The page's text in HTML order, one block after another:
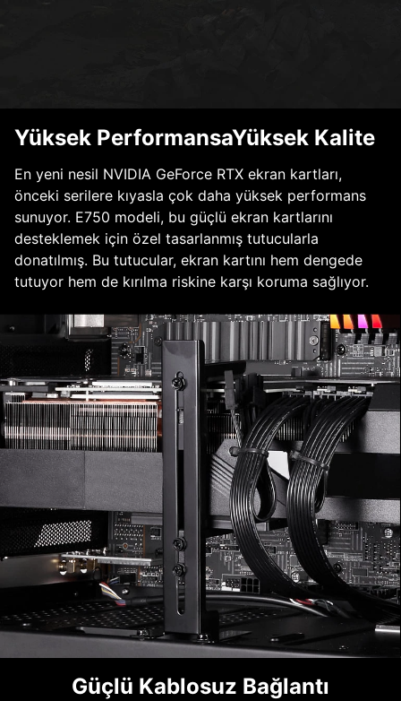
Yüksek PerformansaYüksek Kalite
En yeni nesil NVIDIA GeForce RTX ekran kartları,
önceki serilere kıyasla çok daha yüksek performans
sunuyor. E750 modeli, bu güçlü ekran kartlarını
desteklemek için özel tasarlanmış tutucularla
donatılmış. Bu tutucular, ekran kartını hem dengede
tutuyor hem de kırılma riskine karşı koruma sağlıyor.
Güçlü Kablosuz Bağlantı